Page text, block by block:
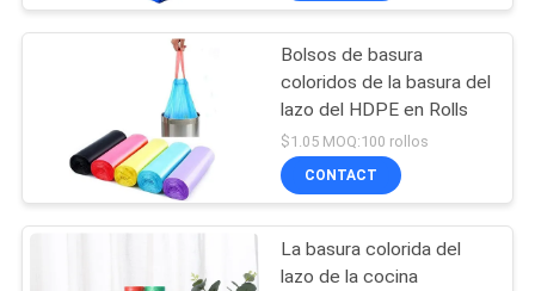
Bolsos de basura
coloridos de la basura del
lazo del HDPE en Rolls
$1.05 MOQ:100 rollos
CONTACT
La basura colorida del
lazo de la cocina